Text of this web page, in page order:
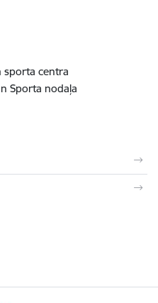
sporta centra
Sporta nodaļa